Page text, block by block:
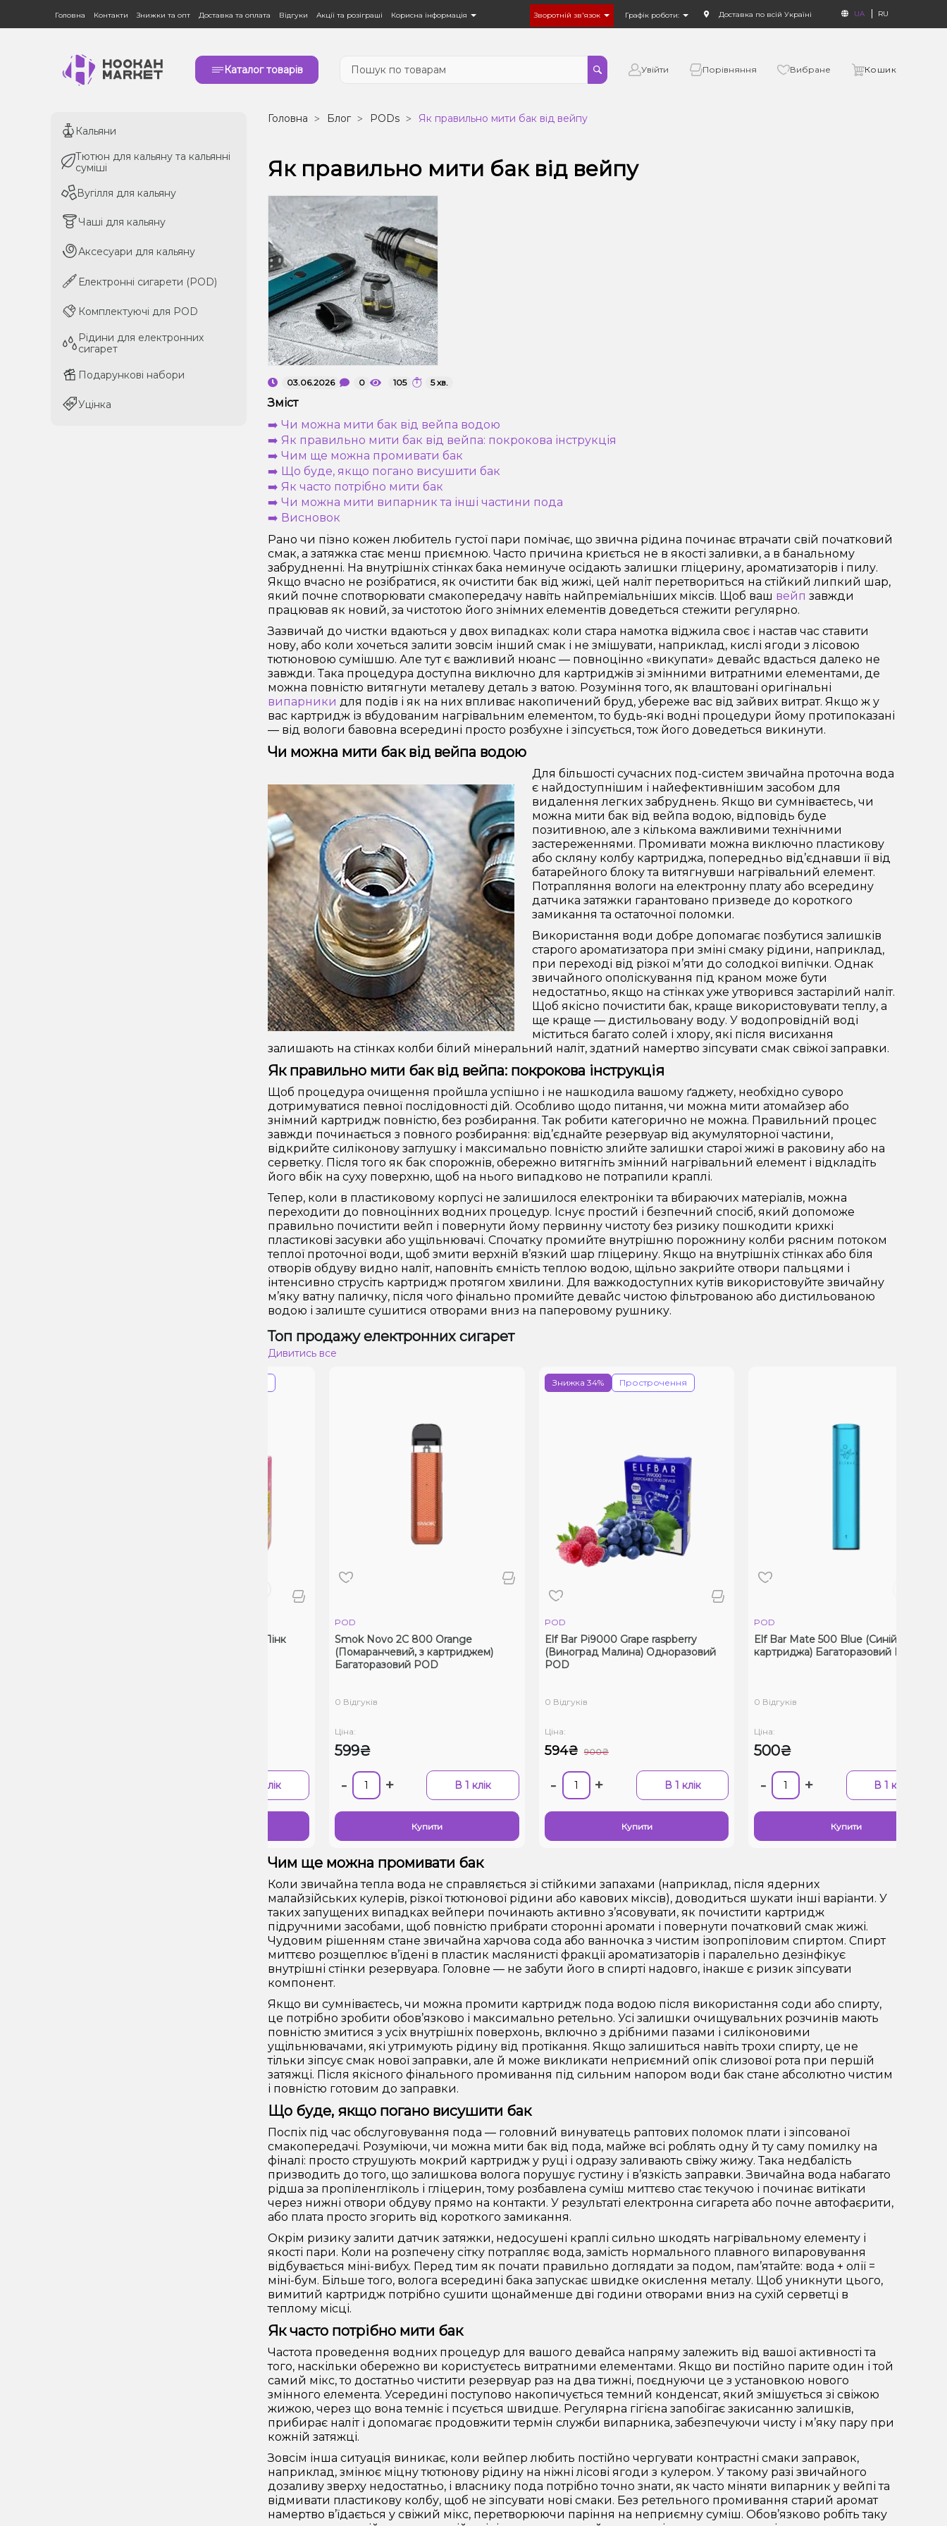
Головна Контакти Знижки та опт Доставка та оплата Відгуки Акції та розіграші Корисна інформація Зворотній зв'язок Графік роботи: Доставка по всій Україні UA RU
Каталог товарів Увійти Порівняння Вибране Кошик
Кальяни
Тютюн для кальяну та кальянні
суміші
Вугілля для кальяну
Чаші для кальяну
Аксесуари для кальяну
Електронні сигарети (POD)
Комплектуючі для POD
Рідини для електронних
сигарет
Подарункові набори
Уцінка
Кальяни
Тютюн для кальяну та кальянні
суміші
Вугілля для кальяну
Чаші для кальяну
Аксесуари для кальяну
Електронні сигарети (POD)
Комплектуючі для POD
Рідини для електронних
сигарет
Подарункові набори
Уцінка
Головна Блог PODs Як правильно мити бак від вейпу
Як правильно мити бак від вейпу
03.06.2026 0 105 5 хв.
Зміст
➡️ Чи можна мити бак від вейпа водою
➡️ Як правильно мити бак від вейпа: покрокова інструкція
➡️ Чим ще можна промивати бак
➡️ Що буде, якщо погано висушити бак
➡️ Як часто потрібно мити бак
➡️ Чи можна мити випарник та інші частини пода
➡️ Висновок
Рано чи пізно кожен любитель густої пари помічає, що звична рідина починає втрачати свій початковий
смак, а затяжка стає менш приємною. Часто причина криється не в якості заливки, а в банальному
забрудненні. На внутрішніх стінках бака неминуче осідають залишки гліцерину, ароматизаторів і пилу.
Якщо вчасно не розібратися, як очистити бак від жижі, цей наліт перетвориться на стійкий липкий шар,
який почне спотворювати смакопередачу навіть найпреміальніших міксів. Щоб ваш вейп завжди
працював як новий, за чистотою його знімних елементів доведеться стежити регулярно.
Зазвичай до чистки вдаються у двох випадках: коли стара намотка віджила своє і настав час ставити
нову, або коли хочеться залити зовсім інший смак і не змішувати, наприклад, кислі ягоди з лісовою
тютюновою сумішшю. Але тут є важливий нюанс — повноцінно «викупати» девайс вдасться далеко не
завжди. Така процедура доступна виключно для картриджів зі змінними витратними елементами, де
можна повністю витягнути металеву деталь з ватою. Розуміння того, як влаштовані оригінальні
випарники для подів і як на них впливає накопичений бруд, убереже вас від зайвих витрат. Якщо ж у
вас картридж із вбудованим нагрівальним елементом, то будь-які водні процедури йому протипоказані
— від вологи бавовна всередині просто розбухне і зіпсується, тож його доведеться викинути.
Чи можна мити бак від вейпа водою
Для більшості сучасних под-систем звичайна проточна вода
є найдоступнішим і найефективнішим засобом для
видалення легких забруднень. Якщо ви сумніваєтесь, чи
можна мити бак від вейпа водою, відповідь буде
позитивною, але з кількома важливими технічними
застереженнями. Промивати можна виключно пластикову
або скляну колбу картриджа, попередньо від’єднавши її від
батарейного блоку та витягнувши нагрівальний елемент.
Потрапляння вологи на електронну плату або всередину
датчика затяжки гарантовано призведе до короткого
замикання та остаточної поломки.
Використання води добре допомагає позбутися залишків
старого ароматизатора при зміні смаку рідини, наприклад,
при переході від різкої м’яти до солодкої випічки. Однак
звичайного ополіскування під краном може бути
недостатньо, якщо на стінках уже утворився застарілий наліт.
Щоб якісно почистити бак, краще використовувати теплу, а
ще краще — дистильовану воду. У водопровідній воді
міститься багато солей і хлору, які після висихання
залишають на стінках колби білий мінеральний наліт, здатний намертво зіпсувати смак свіжої заправки.
Як правильно мити бак від вейпа: покрокова інструкція
Щоб процедура очищення пройшла успішно і не нашкодила вашому ґаджету, необхідно суворо
дотримуватися певної послідовності дій. Особливо щодо питання, чи можна мити атомайзер або
знімний картридж повністю, без розбирання. Так робити категорично не можна. Правильний процес
завжди починається з повного розбирання: від’єднайте резервуар від акумуляторної частини,
відкрийте силіконову заглушку і максимально повністю злийте залишки старої жижі в раковину або на
серветку. Після того як бак спорожнів, обережно витягніть змінний нагрівальний елемент і відкладіть
його вбік на суху поверхню, щоб на нього випадково не потрапили краплі.
Тепер, коли в пластиковому корпусі не залишилося електроніки та вбираючих матеріалів, можна
переходити до повноцінних водних процедур. Існує простий і безпечний спосіб, який допоможе
правильно почистити вейп і повернути йому первинну чистоту без ризику пошкодити крихкі
пластикові засувки або ущільнювачі. Спочатку промийте внутрішню порожнину колби рясним потоком
теплої проточної води, щоб змити верхній в’язкий шар гліцерину. Якщо на внутрішніх стінках або біля
отворів обдуву видно наліт, наповніть ємність теплою водою, щільно закрийте отвори пальцями і
інтенсивно струсіть картридж протягом хвилини. Для важкодоступних кутів використовуйте звичайну
м’яку ватну паличку, після чого фінально промийте девайс чистою фільтрованою або дистильованою
водою і залиште сушитися отворами вниз на паперовому рушнику.
Топ продажу електронних сигарет
Дивитись все
Smok Novo 2C 800 Orange
(Помаранчевий, з картриджем)
Багаторазовий POD
0 Відгуків
599₴
В 1 клік
Знижка 34% Прострочення
Elf Bar Pi9000 Grape raspberry
(Виноград Малина) Одноразовий
0 Відгуків
594₴ 900₴
В 1 клік
Elf Bar Mate 500 Blue (Синій, без
картриджа) Багаторазовий POD
0 Відгуків
500₴
В 1 клік
Чим ще можна промивати бак
Коли звичайна тепла вода не справляється зі стійкими запахами (наприклад, після ядерних
малайзійських кулерів, різкої тютюнової рідини або кавових міксів), доводиться шукати інші варіанти. У
таких запущених випадках вейпери починають активно з’ясовувати, як почистити картридж
підручними засобами, щоб повністю прибрати сторонні аромати і повернути початковий смак жижі.
Чудовим рішенням стане звичайна харчова сода або ванночка з чистим ізопропіловим спиртом. Спирт
миттєво розщеплює в’їдені в пластик маслянисті фракції ароматизаторів і паралельно дезінфікує
внутрішні стінки резервуара. Головне — не забути його в спирті надовго, інакше є ризик зіпсувати
компонент.
Якщо ви сумніваєтесь, чи можна промити картридж пода водою після використання соди або спирту,
це потрібно зробити обов’язково і максимально ретельно. Усі залишки очищувальних розчинів мають
повністю змитися з усіх внутрішніх поверхонь, включно з дрібними пазами і силіконовими
ущільнювачами, які утримують рідину від протікання. Якщо залишиться навіть трохи спирту, це не
тільки зіпсує смак нової заправки, але й може викликати неприємний опік слизової рота при першій
затяжці. Після якісного фінального промивання під сильним напором води бак стане абсолютно чистим
і повністю готовим до заправки.
Що буде, якщо погано висушити бак
Поспіх під час обслуговування пода — головний винуватець раптових поломок плати і зіпсованої
смакопередачі. Розуміючи, чи можна мити бак від пода, майже всі роблять одну й ту саму помилку на
фіналі: просто струшують мокрий картридж у руці і одразу заливають свіжу жижу. Така недбалість
призводить до того, що залишкова волога порушує густину і в’язкість заправки. Звичайна вода набагато
рідша за пропіленгліколь і гліцерин, тому розбавлена суміш миттєво стає текучою і починає витікати
через нижні отвори обдуву прямо на контакти. У результаті електронна сигарета або почне автофаєрити,
або плата просто згорить від короткого замикання.
Окрім ризику залити датчик затяжки, недосушені краплі сильно шкодять нагрівальному елементу і
якості пари. Коли на розпечену сітку потрапляє вода, замість нормального плавного випаровування
відбувається міні-вибух. Перед тим як почати правильно доглядати за подом, пам’ятайте: вода + олії =
міні-бум. Більше того, волога всередині бака запускає швидке окислення металу. Щоб уникнути цього,
вимитий картридж потрібно сушити щонайменше дві години отворами вниз на сухій серветці в
теплому місці.
Як часто потрібно мити бак
Частота проведення водних процедур для вашого девайса напряму залежить від вашої активності та
того, наскільки обережно ви користуєтесь витратними елементами. Якщо ви постійно парите один і той
самий мікс, то достатньо чистити резервуар раз на два тижні, поєднуючи це з установкою нового
змінного елемента. Усередині поступово накопичується темний конденсат, який змішується зі свіжою
жижою, через що вона темніє і псується швидше. Регулярна гігієна запобігає закисанню залишків,
прибирає наліт і допомагає продовжити термін служби випарника, забезпечуючи чисту і м’яку пару при
кожній затяжці.
Зовсім інша ситуація виникає, коли вейпер любить постійно чергувати контрастні смаки заправок,
наприклад, змінює міцну тютюнову рідину на ніжні лісові ягоди з кулером. У такому разі звичайного
дозаливу зверху недостатньо, і власнику пода потрібно точно знати, як часто міняти випарник у вейпі та
відмивати пластикову колбу, щоб не зіпсувати нові смаки. Без ретельного промивання старий аромат
намертво в’їдається у свіжий мікс, перетворюючи паріння на неприємну суміш. Обов’язково робіть таку